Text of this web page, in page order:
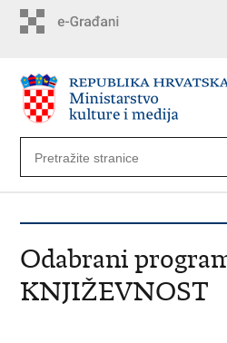
Odabrani
KNJIŽEVNOST